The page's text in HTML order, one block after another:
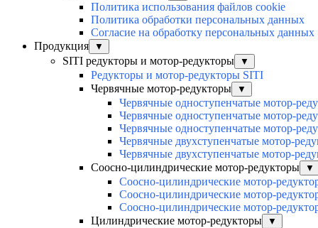
Политика использования файлов cookie
Политика обработки персональных данных
Согласие на обработку персональных данных
Продукция
▼
SITI редукторы и мотор-редукторы ▼
Редукторы и мотор-редукторы SITI
Червячные мотор-редукторы
▼
Червячные одноступенчатые мотор-
Червячные одноступенчатые мотор-
Червячные одноступенчатые мотор-
Червячные двухступенчатые мотор-
Червячные двухступенчатые мотор-
Соосно-цилиндрические мотор-редукторы
▼
Соосно-цилиндрические мотор-
Соосно-цилиндрические мотор-
Соосно-цилиндрические мотор-
Цилиндрические мотор-редукторы
▼